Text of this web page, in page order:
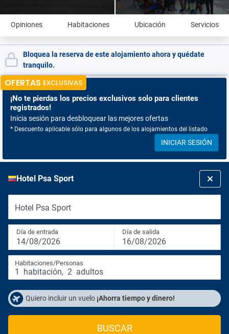
Opiniones Habitaciones Ubicación Servicios
Bloquea la reserva de este alojamiento ahora y quédate
tranquilo.
OFERTAS EXCLUSIVAS
¡No te pierdas los precios exclusivos solo para clientes
registrados!
Inicia sesión para desbloquear las mejores ofertas
* Descuento aplicable sólo para algunos de los alojamientos del listado
INICIAR SESIÓN
Hotel Psa Sport
Hotel Psa Sport
Día de entrada
14/08/2026
Día de salida
16/08/2026
Habitaciones/Personas
1 habitación, 2 adultos
Quiero incluir un vuelo ¡Ahorra tiempo y dinero!
BUSCAR